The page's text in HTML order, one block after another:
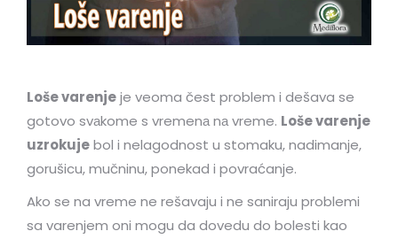
Loše varenjeje veoma čest problem i dešava se
gotovo svаkome s vremenа nа vreme. Loše varenje
uzrokujebol i nelagodnost u stomaku, nadimanje,
gorušicu, mučninu, ponekad i povraćanje.
Ako se na vreme ne rešavaju i ne saniraju problemi
sa varenjem oni mogu da dovedu do bolesti kao